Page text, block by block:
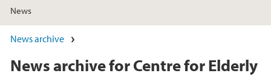
News
News archive
News archive for Centre for Elderly